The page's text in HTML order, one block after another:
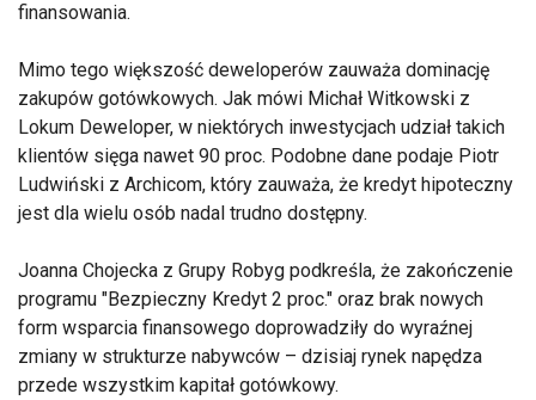
finansowania.
Mimo tego większość deweloperów zauważa dominację
zakupów gotówkowych. Jak mówi Michał Witkowski z
Lokum Deweloper, w niektórych inwestycjach udział takich
klientów sięga nawet 90 proc. Podobne dane podaje Piotr
Ludwiński z Archicom, który zauważa, że kredyt hipoteczny
jest dla wielu osób nadal trudno dostępny.
Joanna Chojecka z Grupy Robyg podkreśla, że zakończenie
programu "Bezpieczny Kredyt 2 proc." oraz brak nowych
form wsparcia finansowego doprowadziły do wyraźnej
zmiany w strukturze nabywców – dzisiaj rynek napędza
przede wszystkim kapitał gotówkowy.